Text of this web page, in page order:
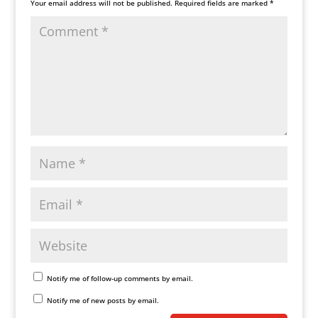
Your email address will not be published. Required fields are marked *
Notify me of follow-up comments by email.
Notify me of new posts by email.